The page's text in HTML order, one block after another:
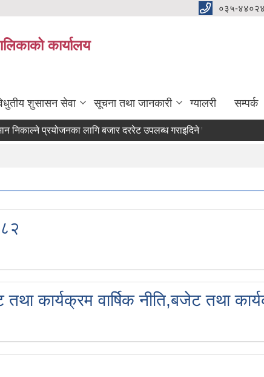
०३५-
कार्यालय
शुसासन सेवा सूचना तथा जानकारी ग्यालरी सम्पर्क
प्रयोजनका लागि बजार दररेट उपलब्ध गराइदिने सम्बन्धमा ।
कार्यक्रम वार्षिक नीति,बजेट तथा